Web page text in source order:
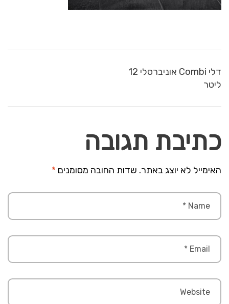
דלי Combi אוניברסלי 12
ליטר
כתיבת תגובה
האימייל לא יוצג באתר. שדות החובה מסומנים *